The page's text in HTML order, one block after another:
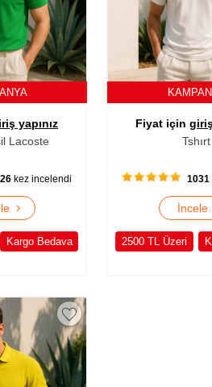
yapınız
Lacoste
kez incelendi
›
Kargo Bedava
Fiyat için
Tshırt
1031
İncele
2500 TL Üzeri